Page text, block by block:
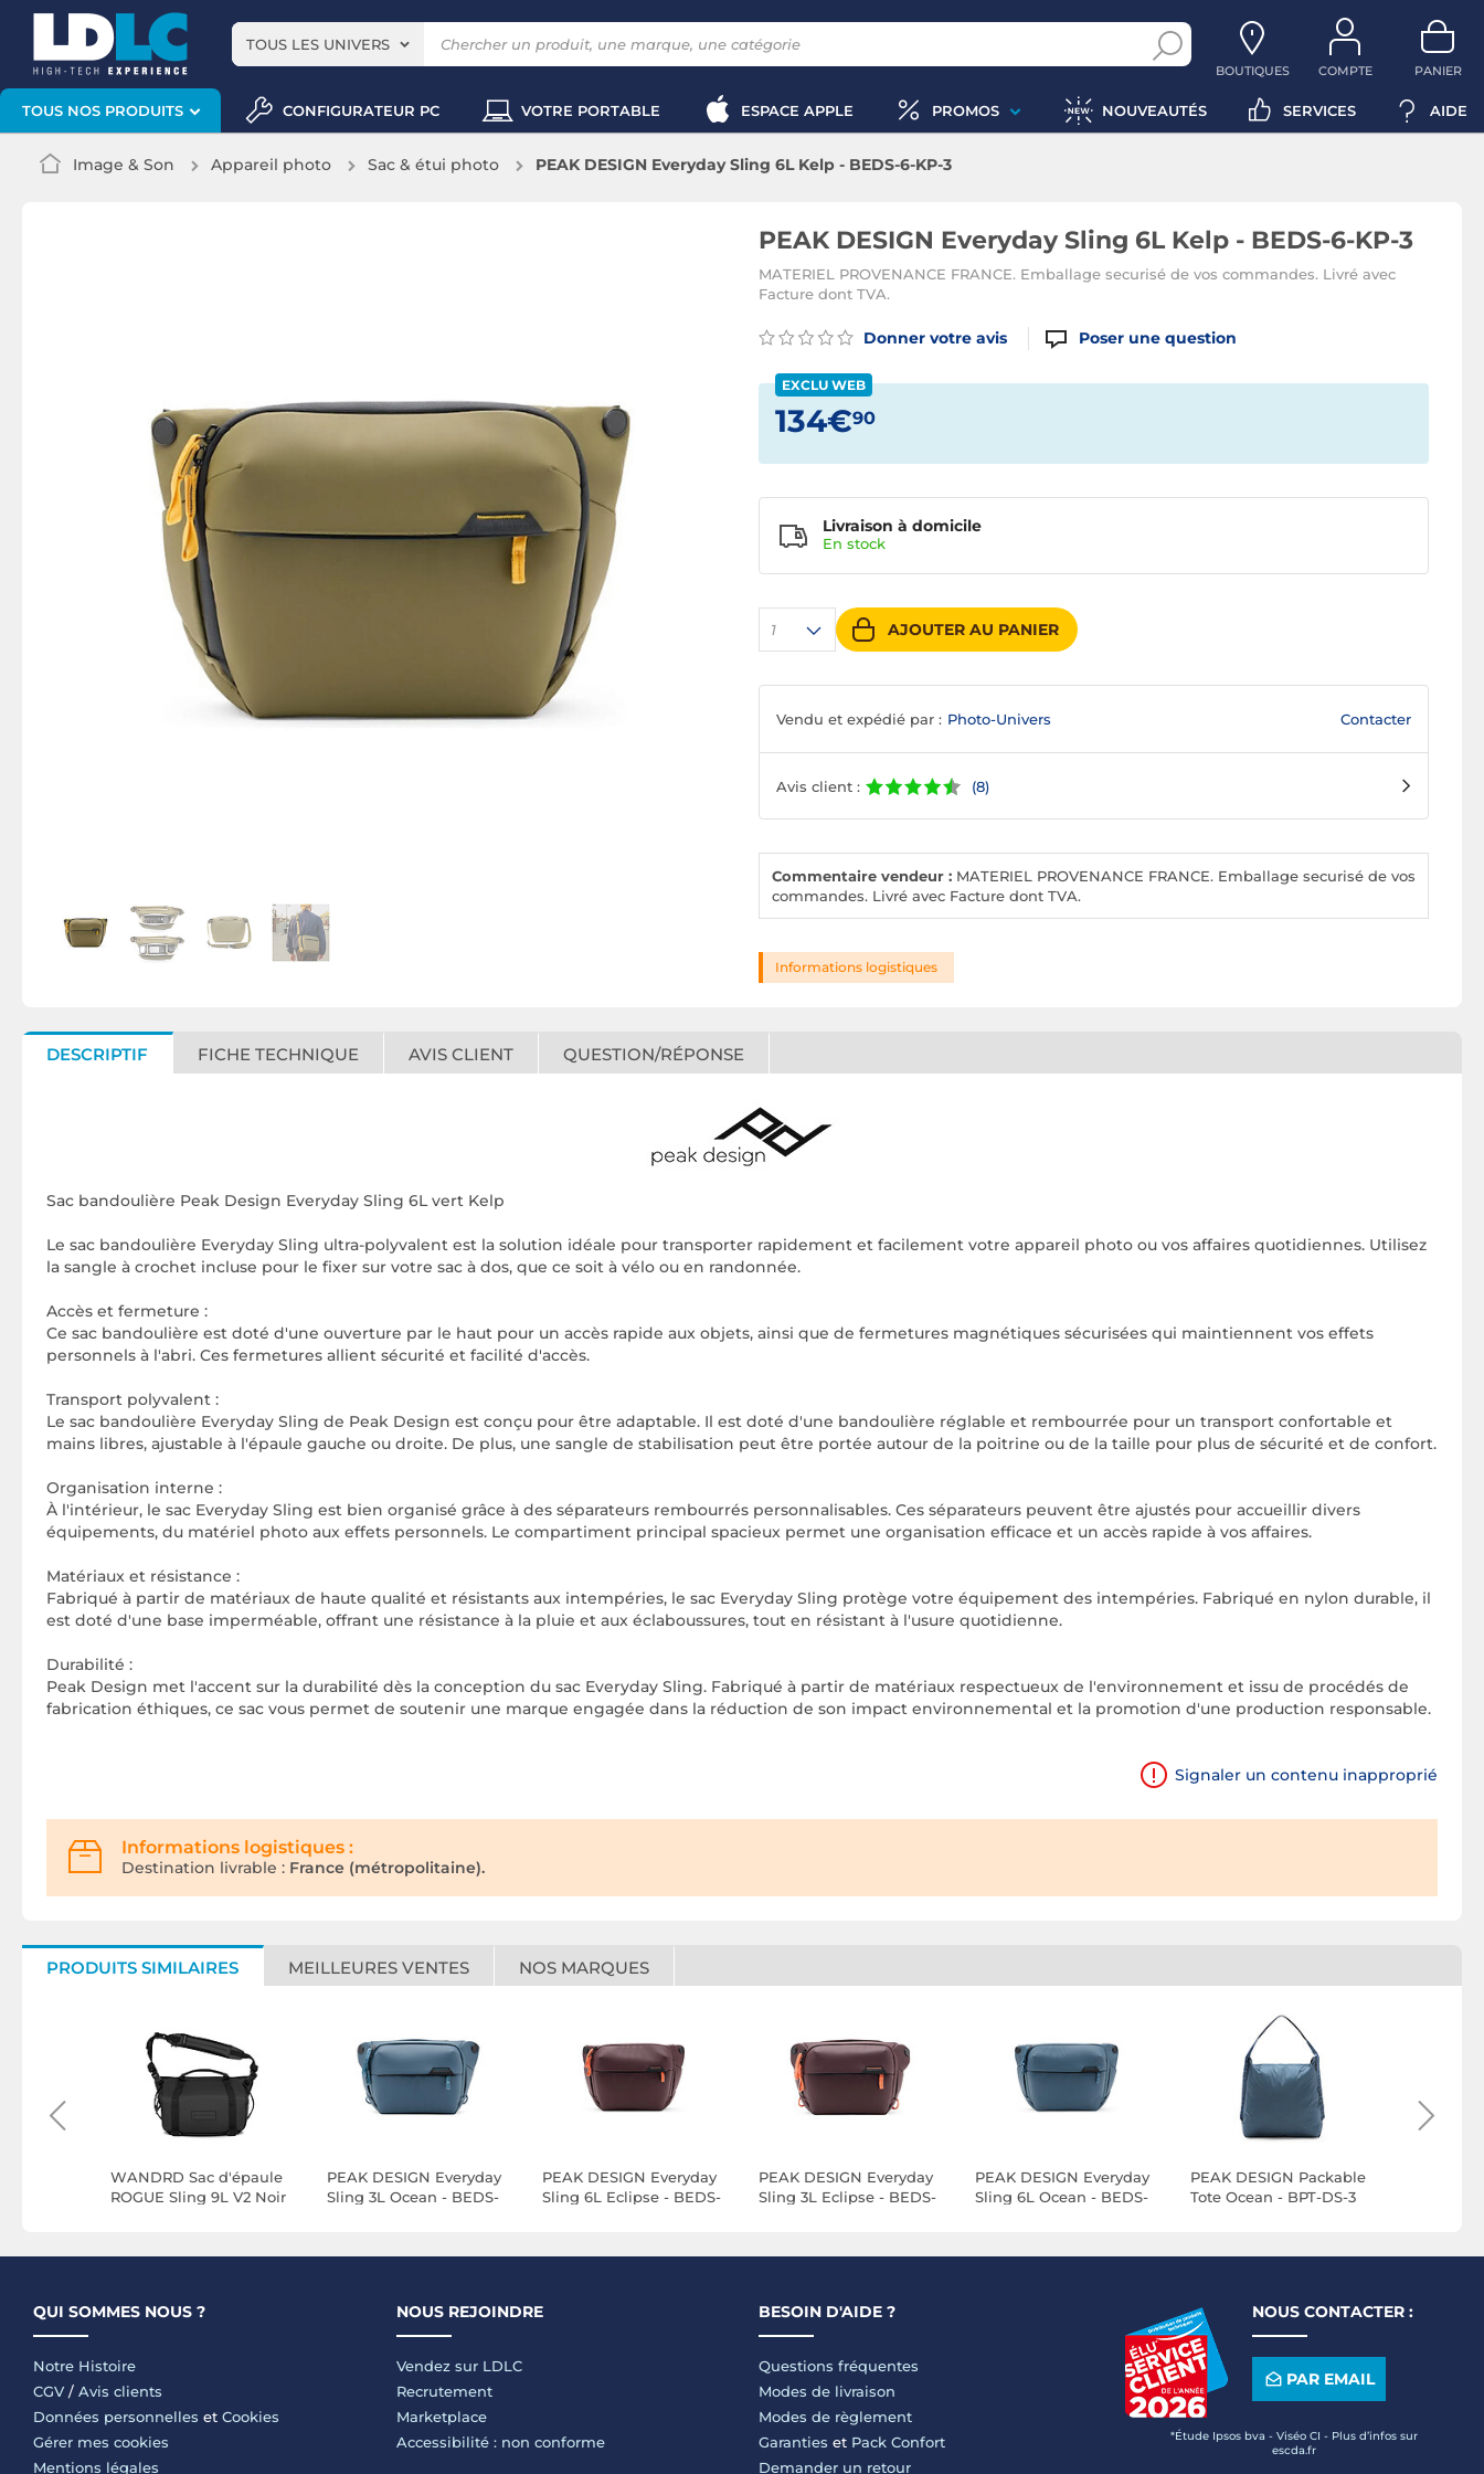
TOUS LES UNIVERS
BOUTIQUES COMPTE PANIER
TOUS NOS PRODUITS CONFIGURATEUR PC VOTRE PORTABLE ESPACE APPLE PROMOS NOUVEAUTÉS SERVICES AIDE
Image & Son Appareil photo Sac & étui photo PEAK DESIGN Everyday Sling 6L Kelp - BEDS-6-KP-3
PEAK DESIGN Everyday Sling 6L Kelp - BEDS-6-KP-3
MATERIEL PROVENANCE FRANCE. Emballage securisé de vos commandes. Livré avec
Facture dont TVA.
Donner votre avis Poser une question
EXCLU WEB
134€90
1 AJOUTER AU PANIER
Livraison à domicile
En stock
Vendu et expédié par : Photo-Univers Contacter
Avis client : (8)
Commentaire vendeur : MATERIEL PROVENANCE FRANCE. Emballage securisé de vos
commandes. Livré avec Facture dont TVA.
Informations logistiques
DESCRIPTIF FICHE TECHNIQUE AVIS CLIENT QUESTION/RÉPONSE
Sac bandoulière Peak Design Everyday Sling 6L vert Kelp
Le sac bandoulière Everyday Sling ultra-polyvalent est la solution idéale pour transporter rapidement et facilement votre appareil photo ou vos affaires quotidiennes. Utilisez
la sangle à crochet incluse pour le fixer sur votre sac à dos, que ce soit à vélo ou en randonnée.
Accès et fermeture :
Ce sac bandoulière est doté d'une ouverture par le haut pour un accès rapide aux objets, ainsi que de fermetures magnétiques sécurisées qui maintiennent vos effets
personnels à l'abri. Ces fermetures allient sécurité et facilité d'accès.
Transport polyvalent :
Le sac bandoulière Everyday Sling de Peak Design est conçu pour être adaptable. Il est doté d'une bandoulière réglable et rembourrée pour un transport confortable et
mains libres, ajustable à l'épaule gauche ou droite. De plus, une sangle de stabilisation peut être portée autour de la poitrine ou de la taille pour plus de sécurité et de confort.
Organisation interne :
À l'intérieur, le sac Everyday Sling est bien organisé grâce à des séparateurs rembourrés personnalisables. Ces séparateurs peuvent être ajustés pour accueillir divers
équipements, du matériel photo aux effets personnels. Le compartiment principal spacieux permet une organisation efficace et un accès rapide à vos affaires.
Matériaux et résistance :
Fabriqué à partir de matériaux de haute qualité et résistants aux intempéries, le sac Everyday Sling protège votre équipement des intempéries. Fabriqué en nylon durable, il
est doté d'une base imperméable, offrant une résistance à la pluie et aux éclaboussures, tout en résistant à l'usure quotidienne.
Durabilité :
Peak Design met l'accent sur la durabilité dès la conception du sac Everyday Sling. Fabriqué à partir de matériaux respectueux de l'environnement et issu de procédés de
fabrication éthiques, ce sac vous permet de soutenir une marque engagée dans la réduction de son impact environnemental et la promotion d'une production responsable.
Signaler un contenu inapproprié
Informations logistiques :
Destination livrable : France (métropolitaine).
PRODUITS SIMILAIRES MEILLEURES VENTES NOS MARQUES
WANDRD Sac d'épaule
ROGUE Sling 9L V2 Noir
PEAK DESIGN Everyday
Sling 3L Ocean - BEDS-
PEAK DESIGN Everyday
Sling 6L Eclipse - BEDS-
PEAK DESIGN Everyday
Sling 3L Eclipse - BEDS-
PEAK DESIGN Everyday
Sling 6L Ocean - BEDS-
PEAK DESIGN Packable
Tote Ocean - BPT-DS-3
QUI SOMMES NOUS ?
Notre Histoire
CGV / Avis clients
Données personnelles et Cookies
Gérer mes cookies
Mentions légales
NOUS REJOINDRE
Vendez sur LDLC
Recrutement
Marketplace
Accessibilité : non conforme
BESOIN D'AIDE ?
Questions fréquentes
Modes de livraison
Modes de règlement
Garanties et Pack Confort
Demander un retour
NOUS CONTACTER :
PAR EMAIL
*Étude Ipsos bva - Viséo CI - Plus d’infos sur
escda.fr